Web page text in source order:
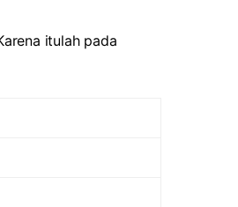
itulah pada